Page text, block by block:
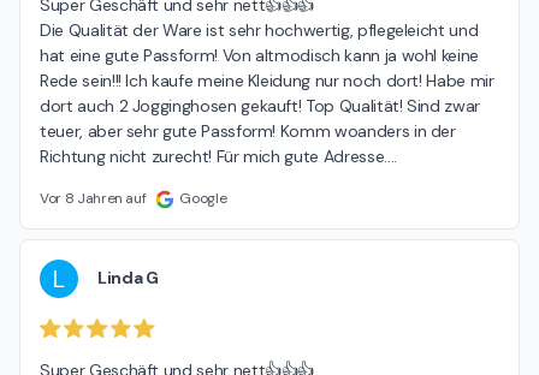
Super Geschäft und sehr nett👍👍👍
Die Qualität der Ware ist sehr hochwertig, pflegeleicht und
hat eine gute Passform! Von altmodisch kann ja wohl keine
Rede sein!!! Ich kaufe meine Kleidung nur noch dort! Habe mir
dort auch 2 Jogginghosen gekauft! Top Qualität! Sind zwar
teuer, aber sehr gute Passform! Komm woanders in der
Richtung nicht zurecht! Für mich gute Adresse....
Vor 8 Jahren auf Google
L Linda G
Super Geschäft und sehr nett👍👍👍